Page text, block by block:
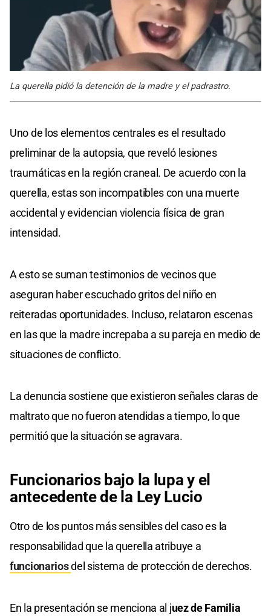
La querella pidió la detención de la madre y el padrastro.
Uno de los elementos centrales es el resultado
preliminar de la autopsia, que reveló lesiones
traumáticas en la región craneal. De acuerdo con la
querella, estas son incompatibles con una muerte
accidental y evidencian violencia física de gran
intensidad.
A esto se suman testimonios de vecinos que
aseguran haber escuchado gritos del niño en
reiteradas oportunidades. Incluso, relataron escenas
en las que la madre increpaba a su pareja en medio de
situaciones de conflicto.
La denuncia sostiene que existieron señales claras de
maltrato que no fueron atendidas a tiempo, lo que
permitió que la situación se agravara.
Funcionarios bajo la lupa y el
antecedente de la Ley Lucio
Otro de los puntos más sensibles del caso es la
responsabilidad que la querella atribuye a
funcionariosdel sistema de protección de derechos.
En la presentación se menciona al juez de Familia